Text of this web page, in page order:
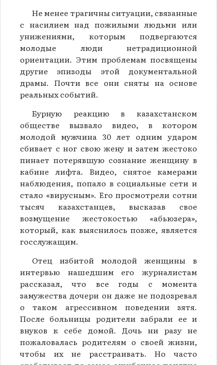
Не менее трагичны ситуации, связанные
с насилием над пожилыми людьми или
унижениями, которым подвергаются
молодые люди нетрадиционной
ориентации. Этим проблемам посвящены
другие эпизоды этой документальной
драмы. Почти все они сняты на основе
реальных событий.
Бурную реакцию в казахстанском
обществе вызвало видео, в котором
молодой мужчина 30 лет одним ударом
сбивает с ног свою жену и затем жестоко
пинает потерявшую сознание женщину в
кабине лифта. Видео, снятое камерами
наблюдения, попало в социальные сети и
стало «вирусным». Его просмотрели сотни
тысяч казахстанцев, высказав свое
возмущение жестокостью «абьюзера»,
который, как выяснилось позже, является
госслужащим.
Отец избитой молодой женщины в
интервью нашедшим его журналистам
рассказал, что все годы с момента
замужества дочери он даже не подозревал
о таком агрессивном поведении зятя.
После больницы родители забрали ее и
внуков к себе домой. Дочь ни разу не
пожаловалась родителям о своей жизни,
чтобы их не расстраивать. Но часто